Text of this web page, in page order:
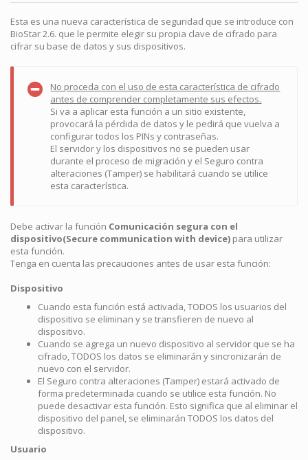
Esta es una nueva característica de seguridad que se introduce con
BioStar 2.6. que le permite elegir su propia clave de cifrado para
cifrar su base de datos y sus dispositivos.
No proceda con el uso de esta característica de cifrado
antes de comprender completamente sus efectos.
Si va a aplicar esta función a un sitio existente,
provocará la pérdida de datos y le pedirá que vuelva a
configurar todos los PINs y contraseñas.
El servidor y los dispositivos no se pueden usar
durante el proceso de migración y el Seguro contra
alteraciones (Tamper) se habilitará cuando se utilice
esta característica.
Debe activar la función Comunicación segura con el
dispositivo(Secure communication with device) para utilizar
esta función.
Tenga en cuenta las precauciones antes de usar esta función:
Dispositivo
Cuando esta función está activada, TODOS los usuarios del
dispositivo se eliminan y se transfieren de nuevo al
dispositivo.
Cuando se agrega un nuevo dispositivo al servidor que se ha
cifrado, TODOS los datos se eliminarán y sincronizarán de
nuevo con el servidor.
El Seguro contra alteraciones (Tamper) estará activado de
forma predeterminada cuando se utilice esta función. No
puede desactivar esta función. Esto significa que al eliminar el
dispositivo del panel, se eliminarán TODOS los datos del
dispositivo.
Usuario